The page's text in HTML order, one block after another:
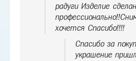
радуги Изделие
хочется Спасибо!!!!
Спасибо за
украшение